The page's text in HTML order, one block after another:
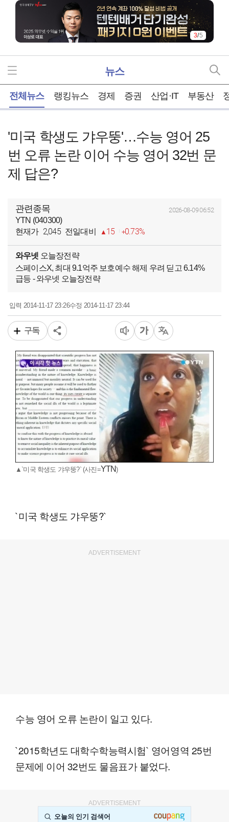
3/5
뉴스
전체뉴스 랭킹뉴스 경제 증권 산업·IT 부동산
'미국 학생도 갸우뚱'…수능 영어 25
번 오류 논란 이어 수능 영어 32번 문
제 답은?
관련종목 2026-08-09 06:52
YTN (040300)
현재가 2,045 전일대비 15 0.73%
와우넷 오늘장전략
스페이스X, 최대 9.1억주 보호예수 해제 우려 딛고 6.14%
급등 - 와우넷 오늘장전략
입력2014-11-17 23:26수정 2014-11-17 23:44
구독
▲`미국 학생도 갸우뚱?` (사진=YTN)
`미국 학생도 갸우뚱?`
ADVERTISEMENT
수능 영어 오류 논란이 일고 있다.
`2015학년도 대학수학능력시험` 영어영역 25번
문제에 이어 32번도 물음표가 붙었다.
ADVERTISEMENT